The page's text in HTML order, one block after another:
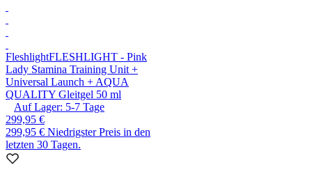
FleshlightFLESHLIGHT - Pink
Lady Stamina Training Unit +
Universal Launch + AQUA
QUALITY Gleitgel 50 ml
Auf Lager: 5-7 Tage
299,95 €
299,95 € Niedrigster Preis in den
letzten 30 Tagen.